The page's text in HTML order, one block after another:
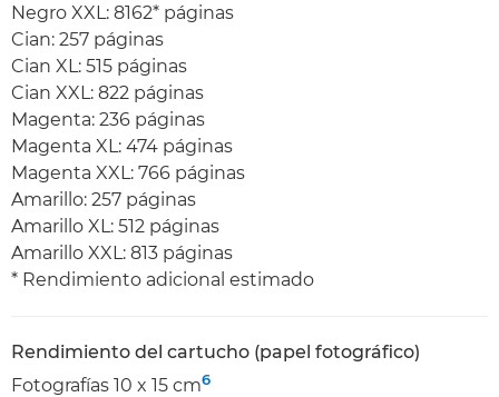
Negro XXL: 8162* páginas
Cian: 257 páginas
Cian XL: 515 páginas
Cian XXL: 822 páginas
Magenta: 236 páginas
Magenta XL: 474 páginas
Magenta XXL: 766 páginas
Amarillo: 257 páginas
Amarillo XL: 512 páginas
Amarillo XXL: 813 páginas
* Rendimiento adicional estimado
Rendimiento del cartucho (papel fotográfico)
Fotografías 10 x 15 cm6